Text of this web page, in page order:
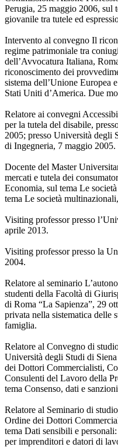
Perugia, 25 maggio 2006, sul
giovanile tra tutele ed
Intervento al convegno Il
regime patrimoniale tra
dell’Avvocatura Italiana,
riconoscimento dei
sistema dell’Unione Europea
Stati Uniti d’America. Due
Relatore ai convegni
per la tutela del disabile,
2005; presso Università degli
di Ingegneria, 7 maggio 2005.
Docente del Master
mercati e tutela dei
Economia, sul tema Le
tema Le società
Visiting professor presso
aprile 2013.
Visiting professor presso la
2004.
Relatore al seminario
studenti della Facoltà di
di Roma “La Sapienza”, 29
privata nella sistematica delle
famiglia.
Relatore al Convegno di
Università degli Studi di
dei Dottori Commercialisti,
Consulenti del Lavoro della
tema Consenso, dati e
Relatore al Seminario di
Ordine dei Dottori
tema Dati sensibili e
per imprenditori e datori di